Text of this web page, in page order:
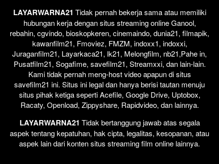
LAYARWARNA21 Tidak pernah bekerja sama atau memiliki
hubungan kerja dengan situs streaming online Ganool,
rebahin, cgvindo, bioskopkeren, cinemaindo, dunia21, filmapik,
kawanfilm21, Fmoviez, FMZM, indoxx1, indoxxi,
Juraganfilm21, Layarkaca21, lk21, Melongfilm, nb21,Pahe in,
Pusatfilm21, Sogafime, savefilm21, Streamxxi, dan lain-lain.
Kami tidak pernah meng-host video apapun di situs
savefilm21 ini. Situs ini legal dan hanya berisi tautan menuju
situs pihak ketiga seperti Acefile, Google Drive, Uptobox,
Racaty, Openload, Zippyshare, Rapidvideo, dan lainnya.
LAYARWARNA21 Tidak bertanggung jawab atas segala
aspek tentang kepatuhan, hak cipta, legalitas, kesopanan, atau
aspek lain dari konten situs streaming film online lainnya.